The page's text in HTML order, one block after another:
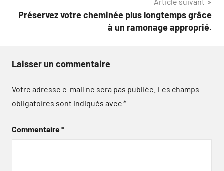
Préservez votre cheminée plus longtemps grâce
à un ramonage approprié.
Laisser un commentaire
Votre adresse e-mail ne sera pas publiée. Les champs
obligatoires sont indiqués avec*
Commentaire*